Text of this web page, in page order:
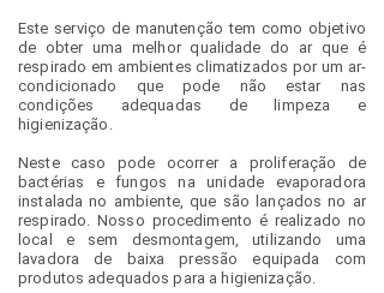
Este serviço de manutenção tem como objetivo
de obter uma melhor qualidade do ar que é
respirado em ambientes climatizados por um ar-
condicionado que pode não estar nas
condições adequadas de limpeza e
higienização.
Neste caso pode ocorrer a proliferação de
bactérias e fungos na unidade evaporadora
instalada no ambiente, que são lançados no ar
respirado. Nosso procedimento é realizado no
local e sem desmontagem, utilizando uma
lavadora de baixa pressão equipada com
produtos adequados para a higienização.